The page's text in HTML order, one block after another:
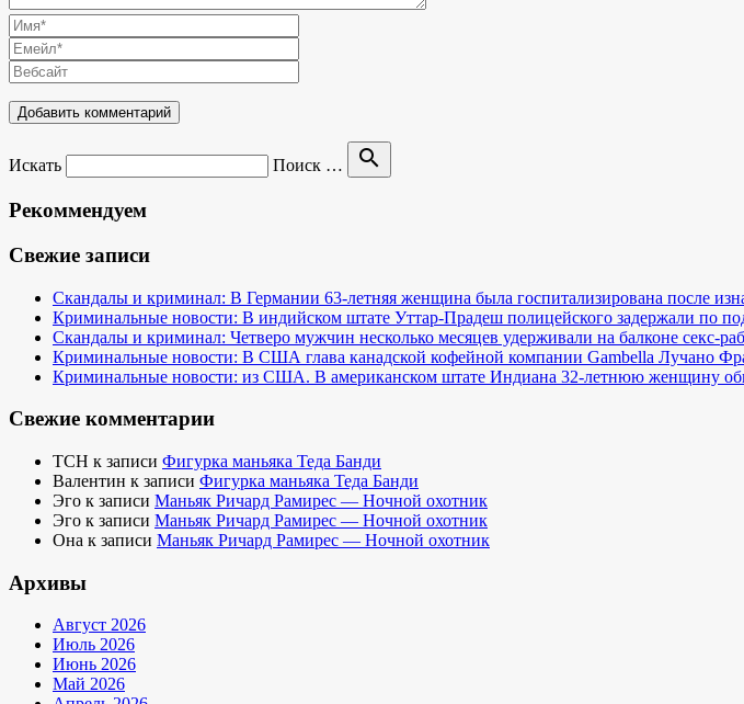
Искать Поиск … search
Рекоммендуем
Свежие записи
Скандалы и криминал: В Германии 63-летняя женщина была госпитализирована после
Криминальные новости: В индийском штате Уттар-Прадеш полицейского задержали по
Скандалы и криминал: Четверо мужчин несколько месяцев удерживали на балконе секс-
Криминальные новости: В США глава канадской кофейной компании Gambella Лучано
Криминальные новости: из США. В американском штате Индиана 32-летнюю женщину
Свежие комментарии
TCH к записи Фигурка маньяка Теда Банди
Валентин к записи Фигурка маньяка Теда Банди
Эго к записи Маньяк Ричард Рамирес — Ночной охотник
Эго к записи Маньяк Ричард Рамирес — Ночной охотник
Она к записи Маньяк Ричард Рамирес — Ночной охотник
Архивы
Август 2026
Июль 2026
Июнь 2026
Май 2026